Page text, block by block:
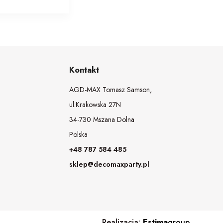
Kontakt
AGD-MAX Tomasz Samson,
ul.Krakowska 27N
34-730 Mszana Dolna
Polska
+48 787 584 485
sklep@decomaxparty.pl